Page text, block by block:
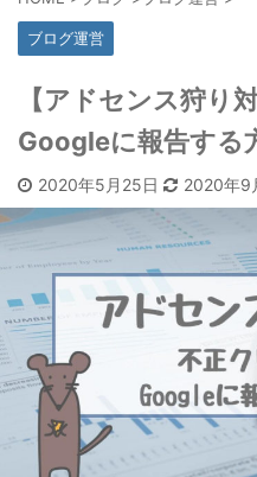
ブログ運営
【アドセンス狩り
Googleに報告する
2020年5月25日 2020年9